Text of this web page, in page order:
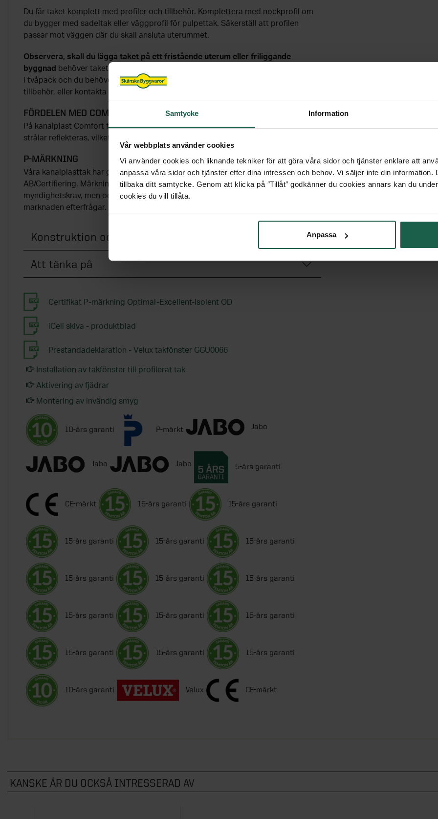
Samtycke Information
Vår webbplats använder cookies
Vi använder cookies och liknande tekniker för att göra våra sidor och tjänster enklare att
anpassa våra sidor och tjänster efter dina intressen och behov. Vi säljer inte din information.
tillbaka ditt samtycke. Genom att klicka på ″Tillåt″ godkänner du cookies annars kan du
cookies du vill tillåta.
Anpassa
Du får taket komplett med profiler och tillbehör. Komplettera med nockprofil om
du bygger med sadeltak eller väggprofil för pulpettak. Säkerställ att profilen
passar mot väggen där du skall ansluta uterummet.
Observera, skall du lägga taket på ett fristående uterum eller friliggande
byggnad behöver taket kompletteras med fler profiler - kantavslut. Dessa kommer
i tvåpack och du behöver ett extra kantavslut per skiva. Lägg till kantavslut som
tillbehör, eller kontakta vår kundtjänst för att komplettera profilpaketet.
FÖRDELEN MED COMFORT
På kanalplast Comfort finns ett skyddande IR-skikt. Det gör att solens infraröda
strålar reflekteras, vilket reducerar värmestrålningen med hela 30%.
P-MÄRKNING
Våra kanalplasttak har genomgått tester hos RISE Research Institutes of Sweden
AB/Certifiering. Märkningen säkerställer att produkten uppfyller lag-eller
myndighetskrav, men också i de flesta fall även andra och högre krav som
marknaden efterfrågar.
Konstruktion och material
Att tänka på
Certifikat P-märkning Optimal-Excellent-Isolent OD
iCell skiva - produktblad
Prestandadeklaration - Velux takfönster GGU0066
Installation av takfönster till profilerat tak
Aktivering av fjädrar
Montering av invändig smyg
10-års garanti P-märkt Jabo
Jabo Jabo 5-års garanti
CE-märkt 15-års garanti 15-års garanti
15-års garanti 15-års garanti 15-års garanti
15-års garanti 15-års garanti 15-års garanti
15-års garanti 15-års garanti 15-års garanti
15-års garanti 15-års garanti 15-års garanti
10-års garanti Velux CE-märkt
KANSKE ÄR DU OCKSÅ INTRESSERAD AV